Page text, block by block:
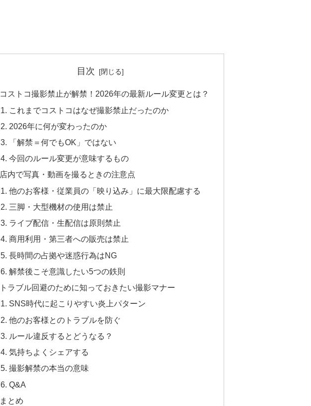
目次
コストコ撮影禁止が解禁！2026年の最新ルール変更とは？
これまでコストコはなぜ撮影禁止だったのか
2026年に何が変わったのか
「解禁＝何でもOK」ではない
今回のルール変更が意味するもの
店内で写真・動画を撮るときの注意点
他のお客様・従業員の「映り込み」に最大限配慮する
三脚・大型機材の使用は禁止
ライブ配信・生配信は原則禁止
商用利用・第三者への販売は禁止
長時間の占拠や迷惑行為はNG
解禁後こそ意識したい5つの鉄則
トラブル回避のために知っておきたい撮影マナー
SNS時代に起こりやすい炎上パターン
他のお客様とのトラブルを防ぐ
ルール違反するとどうなる？
気持ちよくシェアする
撮影解禁の本当の意味
Q&A
まとめ